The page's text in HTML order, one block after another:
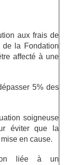
aux frais de
de la Fondation
affecté à une
5% des
soigneuse
éviter que la
en cause.
liée à un